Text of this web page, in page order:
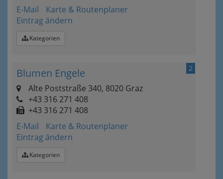
E-Mail
Karte & Routenplaner
Eintrag ändern
Kategorien
2
Blumen Engele
Alte Poststraße 340, 8020 Graz
+43 316 271 408
+43 316 271 408
E-Mail
Karte & Routenplaner
Eintrag ändern
Kategorien